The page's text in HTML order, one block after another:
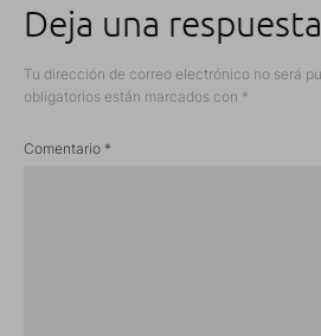
Deja una respuesta
Tu dirección de correo electrónico no será
obligatorios están marcados con *
Comentario *